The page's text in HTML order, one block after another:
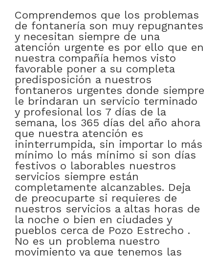
Comprendemos que los problemas
de fontanería son muy repugnantes
y necesitan siempre de una
atención urgente es por ello que en
nuestra compañía hemos visto
favorable poner a su completa
predisposición a nuestros
fontaneros urgentes donde siempre
le brindaran un servicio terminado
y profesional los 7 días de la
semana, los 365 días del año ahora
que nuestra atención es
ininterrumpida, sin importar lo más
mínimo lo más mínimo si son días
festivos o laborables nuestros
servicios siempre están
completamente alcanzables. Deja
de preocuparte si requieres de
nuestros servicios a altas horas de
la noche o bien en ciudades y
pueblos cerca de Pozo Estrecho .
No es un problema nuestro
movimiento ya que tenemos las